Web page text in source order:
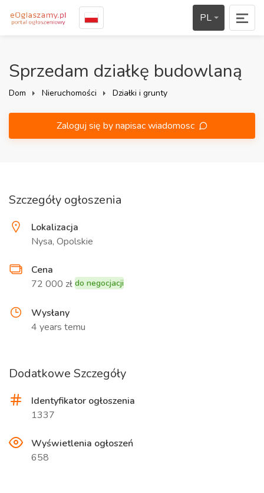
PL
Sprzedam działkę budowlaną
Dom Nieruchomości Działki i grunty
Zaloguj się by napisac wiadomosc
Szczegóły ogłoszenia
Lokalizacja
Nysa, Opolskie
Cena
72 000 zł do negocjacji
Wysłany
4 years temu
Dodatkowe Szczegóły
Identyfikator ogłoszenia
1337
Wyświetlenia ogłoszeń
658